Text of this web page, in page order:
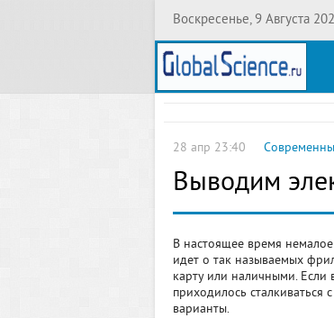
Воскресенье, 9 Августа
28 апр 23:40
Выводим
В настоящее время
идет о так называемых
карту или наличными. Если
приходилось
варианты.